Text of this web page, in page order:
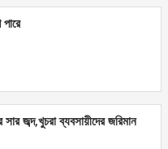
পারে
জব্দ,খুচরা ব্যবসায়ীদের জরিমান